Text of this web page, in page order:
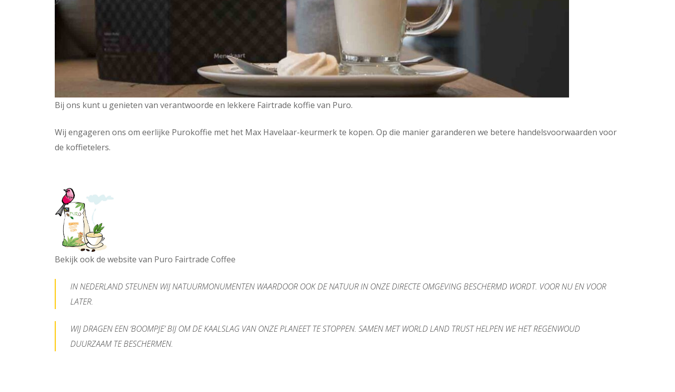
Bij ons kunt u genieten van verantwoorde en lekkere Fairtrade koffie van Puro.
Wij engageren ons om eerlijke Purokoffie met het Max Havelaar-keurmerk te kopen. Op die manier garanderen we betere handelsvoorwaarden voor
de koffietelers.
Bekijk ook de website van Puro Fairtrade Coffee
IN NEDERLAND STEUNEN WIJ NATUURMONUMENTEN WAARDOOR OOK DE NATUUR IN ONZE DIRECTE OMGEVING BESCHERMD WORDT. VOOR NU EN VOOR
LATER.
WIJ DRAGEN EEN ‘BOOMPJE’ BIJ OM DE KAALSLAG VAN ONZE PLANEET TE STOPPEN. SAMEN MET WORLD LAND TRUST HELPEN WE HET REGENWOUD
DUURZAAM TE BESCHERMEN.